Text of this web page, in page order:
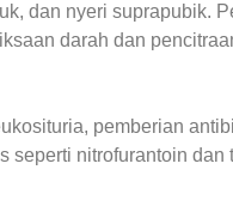
dan nyeri suprapubik.
darah dan
pemberian
seperti nitrofurantoin dan